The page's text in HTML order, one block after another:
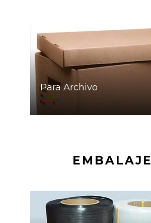
Para Archivo
EMBALAJE